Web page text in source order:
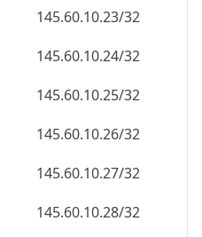
145.60.10.23/32
145.60.10.24/32
145.60.10.25/32
145.60.10.26/32
145.60.10.27/32
145.60.10.28/32